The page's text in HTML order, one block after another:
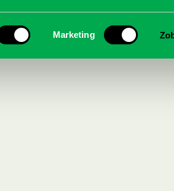
Marketing
o Winstonovi